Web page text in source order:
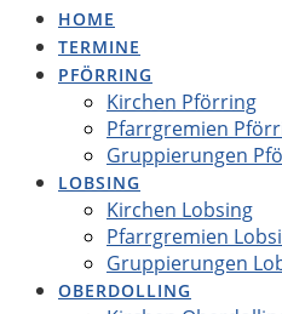
HOME
TERMINE
PFÖRRING
Kirchen Pförring
Pfarrgremien
Gruppierungen
LOBSING
Kirchen Lobsing
Pfarrgremien
Gruppierungen
OBERDOLLING